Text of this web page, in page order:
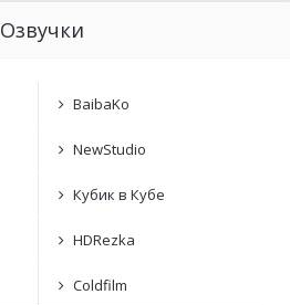
Озвучки
BaibaKo
NewStudio
Кубик в Кубе
HDRezka
Coldfilm